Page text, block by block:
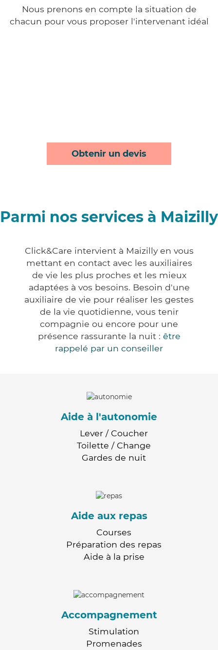
Nous prenons en compte la situation de
chacun pour vous proposer l'intervenant idéal
Obtenir un devis
Parmi nos services à Maizilly
Click&Care intervient à Maizilly en vous
mettant en contact avec les auxiliaires
de vie les plus proches et les mieux
adaptées à vos besoins. Besoin d'une
auxiliaire de vie pour réaliser les gestes
de la vie quotidienne, vous tenir
compagnie ou encore pour une
présence rassurante la nuit : être
rappelé par un conseiller
Aide à l'autonomie
Lever / Coucher
Toilette / Change
Gardes de nuit
Aide aux repas
Courses
Préparation des repas
Aide à la prise
Accompagnement
Stimulation
Promenades